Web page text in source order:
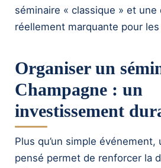
séminaire « classique » et une
réellement marquante pour
Organiser un
Champagne : un
investissement
Plus qu’un simple événement,
pensé permet de renforcer la